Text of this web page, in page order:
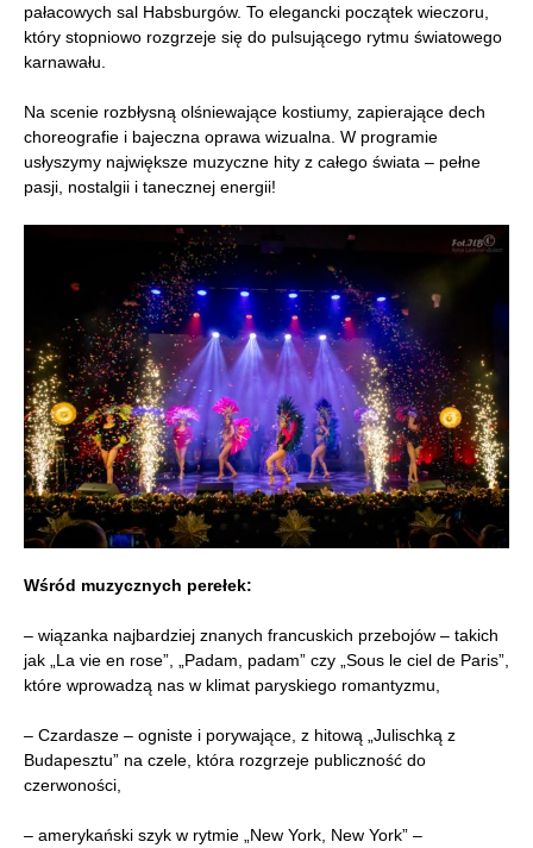
pałacowych sal Habsburgów. To elegancki początek wieczoru,
który stopniowo rozgrzeje się do pulsującego rytmu światowego
karnawału.
Na scenie rozbłysną olśniewające kostiumy, zapierające dech
choreografie i bajeczna oprawa wizualna. W programie
usłyszymy największe muzyczne hity z całego świata – pełne
pasji, nostalgii i tanecznej energii!
Wśród muzycznych perełek:
– wiązanka najbardziej znanych francuskich przebojów – takich
jak „La vie en rose”, „Padam, padam” czy „Sous le ciel de Paris”,
które wprowadzą nas w klimat paryskiego romantyzmu,
– Czardasze – ogniste i porywające, z hitową „Julischką z
Budapesztu” na czele, która rozgrzeje publiczność do
czerwoności,
– amerykański szyk w rytmie „New York, New York” –